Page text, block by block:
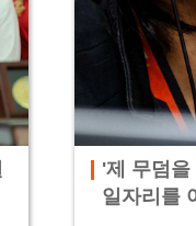
'제 무덤을
일자리를